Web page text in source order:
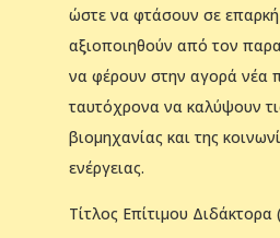
ώστε να φτάσουν σε
αξιοποιηθούν από τον
να φέρουν στην αγορά νέα
ταυτόχρονα να καλύψουν
βιομηχανίας και της
ενέργειας.
Τίτλος Επίτιμου Διδάκτορα (